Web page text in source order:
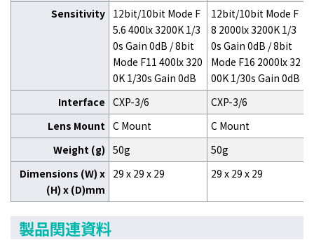
Sensitivity 12bit/10bit Mode F
5.6 400lx 3200K 1/3
0s Gain 0dB / 8bit
Mode F11 400lx 320
0K 1/30s Gain 0dB
12bit/10bit Mode F
8 2000lx 3200K 1/3
0s Gain 0dB / 8bit
Mode F16 2000lx 32
00K 1/30s Gain 0dB
Interface CXP-3/6
CXP-3/6
Lens Mount C Mount
C Mount
Weight (g) 50g
50g
Dimensions (W) x
(H) x (D)mm
29 x 29 x 29 29 x 29 x 29
製品関連資料